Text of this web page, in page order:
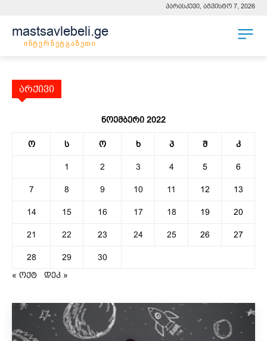
პარასკევი, აგვისტო 7, 2026
mastsavlebeli.ge
ინტერნეტგაზეთი
არქივი
ნოემბერი 2022
ო ს ო ხ პ შ კ
1 2 3 4 5 6
7 8 9 10 11 12 13
14 15 16 17 18 19 20
21 22 23 24 25 26 27
28 29
30
« ოქტ
დეკ »